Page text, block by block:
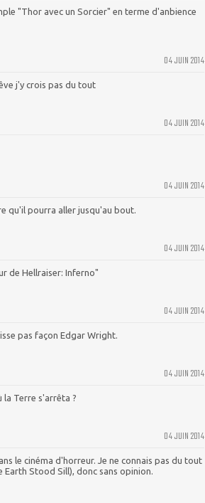
"Thor avec un Sorcier" en terme d'anbience
04 JUIN 2014
j'y crois pas du tout
04 JUIN 2014
04 JUIN 2014
qu'il pourra aller jusqu'au bout.
04 JUIN 2014
de Hellraiser: Inferno"
04 JUIN 2014
pas façon Edgar Wright.
04 JUIN 2014
la Terre s'arrêta ?
04 JUIN 2014
le cinéma d'horreur. Je ne connais pas du tout
Stood Sill), donc sans opinion.